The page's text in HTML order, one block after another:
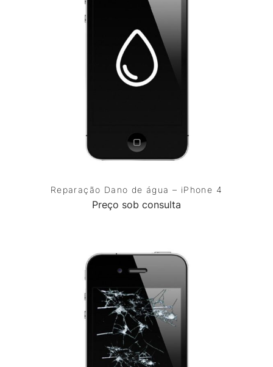
Reparação Dano de água – iPhone 4
Preço sob consulta